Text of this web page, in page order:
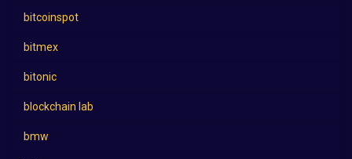
bitcoinspot
bitmex
bitonic
blockchain lab
bmw